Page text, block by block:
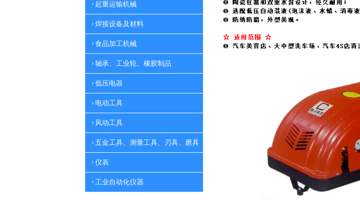
起重运输机械
焊接设备及材料
食品加工机械
轴承、工业轮、橡胶制品
低压电器
电动工具
风动工具
五金工具、测量工具、刃具、磨具
仪表
工业自动化仪器